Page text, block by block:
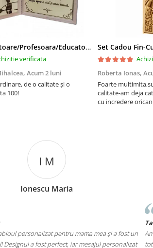
Cadou Invatatoare/Profesoara/Educatoare "Catalogul Amintirilor"
verificata
Acum 2 luni
de o calitate și o
100!
Roberta Ionas,
Foarte
calitate-am deja
cu incredere
a fost un
Am ales tabloul „Te Iubesc” pentru iubita
total! Este o piesă frumoasă, iar calitatea